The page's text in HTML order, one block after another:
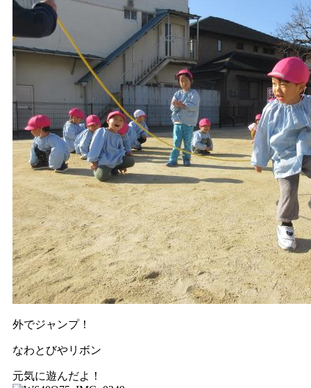
外でジャンプ！
なわとびやリボン
元気に遊んだよ！